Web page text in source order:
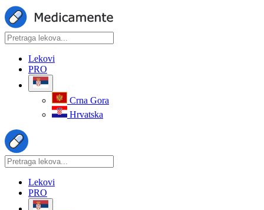
Lekovi
PRO
Crna Gora
Hrvatska
Lekovi
PRO